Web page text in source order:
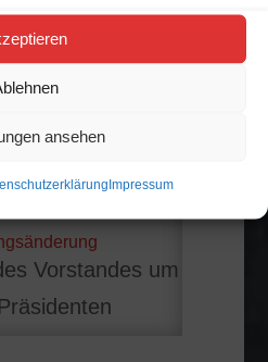
ansehen
Impressum
Vorstandes um